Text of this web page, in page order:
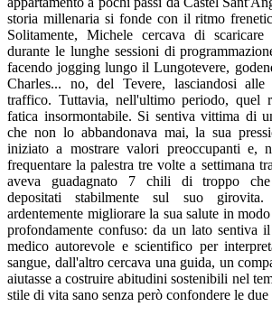
storia millenaria si fonde con il ritmo
Solitamente, Michele cercava di scaricare
durante le lunghe sessioni di
facendo jogging lungo il Lungotevere,
Charles... no, del Tevere, lasciandosi
traffico. Tuttavia, nell'ultimo periodo, quel
fatica insormontabile. Si sentiva vittima di
che non lo abbandonava mai, la sua
iniziato a mostrare valori preoccupanti e,
frequentare la palestra tre volte a settimana
aveva guadagnato 7 chili di troppo che
depositati stabilmente sul suo girovita.
ardentemente migliorare la sua salute in
profondamente confuso: da un lato sentiva
medico autorevole e scientifico per
sangue, dall'altro cercava una guida, un
aiutasse a costruire abitudini sostenibili nel
stile di vita sano senza però confondere le